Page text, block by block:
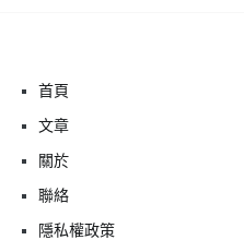
首頁
文章
關於
聯絡
隱私權政策